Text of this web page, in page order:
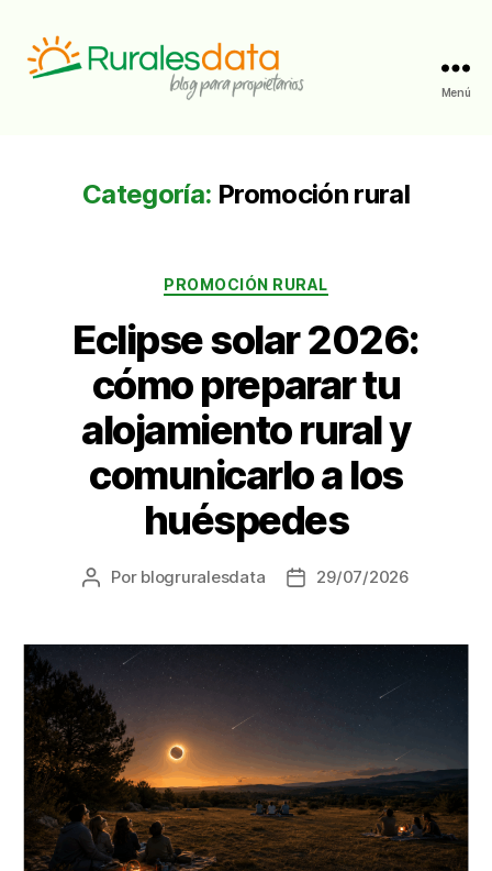
Menú
Categoría: Promoción rural
Categorías
PROMOCIÓN RURAL
Eclipse solar 2026:
cómo preparar tu
alojamiento rural y
comunicarlo a los
huéspedes
Autor
entrada
Por blogruralesdata
Fecha
entrada
29/07/2026